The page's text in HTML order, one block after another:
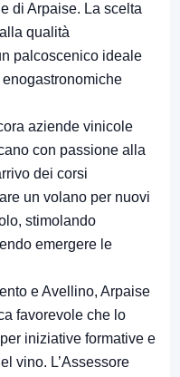
di Arpaise. La scelta
qualità
palcoscenico ideale
aziende vinicole
con passione alla
dei corsi
un volano per nuovi
stimolando
emergere le
e Avellino, Arpaise
favorevole che lo
iniziative formative e
vino. L’Assessore